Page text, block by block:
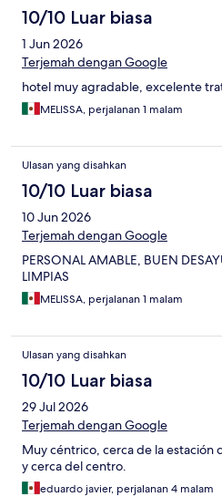
10/10 Luar biasa
1 Jun 2026
Terjemah dengan Google
hotel muy agradable, excelente
MELISSA, perjalanan 1 malam
Ulasan yang disahkan
10/10 Luar biasa
10 Jun 2026
Terjemah dengan Google
PERSONAL AMABLE, BUEN
LIMPIAS
MELISSA, perjalanan 1 malam
Ulasan yang disahkan
10/10 Luar biasa
29 Jul 2026
Terjemah dengan Google
Muy céntrico, cerca de la estación
y cerca del centro.
eduardo javier, perjalanan 4 malam